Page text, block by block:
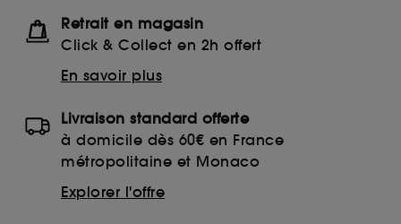
Retrait en magasin
Click & Collect en 2h offert
En savoir plus
Livraison standard offerte
à domicile dès 60€ en France
métropolitaine et Monaco
Explorer l'offre